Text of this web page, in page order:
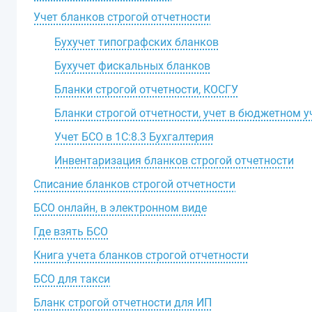
Учет бланков строгой отчетности
Бухучет типографских бланков
Бухучет фискальных бланков
Бланки строгой отчетности, КОСГУ
Бланки строгой отчетности, учет в бюджетном
Учет БСО в 1С:8.3 Бухгалтерия
Инвентаризация бланков строгой отчетности
Списание бланков строгой отчетности
БСО онлайн, в электронном виде
Где взять БСО
Книга учета бланков строгой отчетности
БСО для такси
Бланк строгой отчетности для ИП